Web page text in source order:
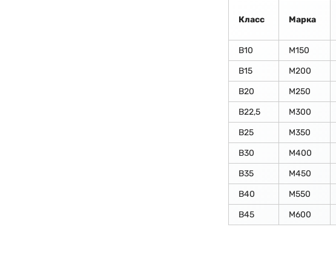
Класс Марка
В10 М150
В15
М200
В20
М250
В22,5
М300
В25
М350
В30
М400
В35
М450
В40
М550
В45
М600